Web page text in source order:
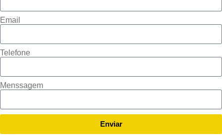
Email
Telefone
Menssagem
Enviar